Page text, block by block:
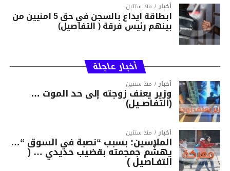
أخبار منذ سنتين
ابطاقة ايداع بالسجن في حق 5 امنيين من
بينهم رئيس فرقة ( التفاصيل)
أخبار عاجلة
أخبار منذ سنتين
وزير يعنف زوجته إلى حد الموت …
(التفاصــيل)
أخبار منذ سنتين
الملاسين: بسبب “نصبة في السوق “…
يهشّم جمجمته بقضيب حديدي … (
التفـاصيل )